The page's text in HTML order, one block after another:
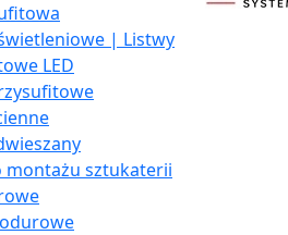
| Listwy
LED
montażu sztukaterii